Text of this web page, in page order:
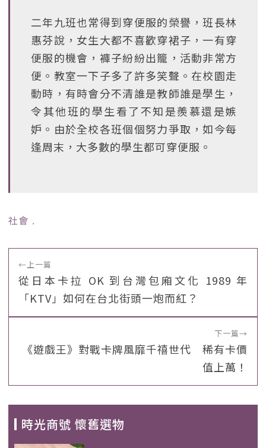
二年九班也常得到穿便服的榮譽，班長林
惠芬說，女生大都不喜歡穿裙子，一有穿
便服的機會，褲子紛紛出籠，活動非常方
便。教室一下子多了許多笑聲。在校園走
動時，有時會分不清誰是教師誰是學生，
令其他班的學生看了不知是羨慕還是嫉
妒。由於全校各班個個努力爭取，如今每
逢周末，大多數的學生都可穿便服。
社會 ﹒
←上一篇
從日本卡拉 OK 到台灣包廂文化 1989 年
「KTV」如何在台北街頭一炮而紅？
下一篇→
《遊戲王》對戰卡牌風靡千禧世代 稀有卡價
值上萬！
時光商號 懷舊選物